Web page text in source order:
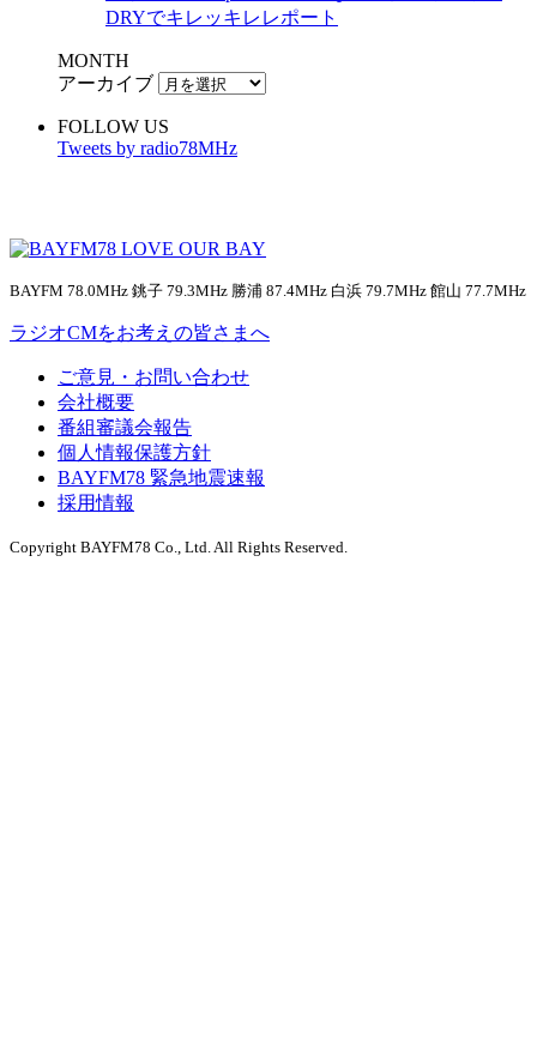
DRYでキレッキレレポート
MONTH
アーカイブ
FOLLOW US
Tweets by radio78MHz
BAYFM 78.0MHz 銚子 79.3MHz 勝浦 87.4MHz 白浜 79.7MHz 館山 77.7MHz
ラジオCMをお考えの皆さまへ
ご意見・お問い合わせ
会社概要
番組審議会報告
個人情報保護方針
BAYFM78 緊急地震速報
採用情報
Copyright BAYFM78 Co., Ltd. All Rights Reserved.